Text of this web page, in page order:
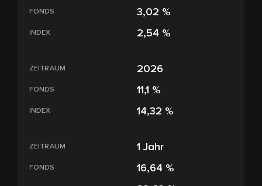
FONDS 3,02 %
INDEX 2,54 %
ZEITRAUM 2026
FONDS 11,1 %
INDEX 14,32 %
ZEITRAUM 1 Jahr
FONDS 16,64 %